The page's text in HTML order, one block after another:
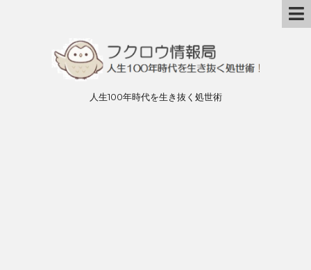
人生100年時代を生き抜く処世術